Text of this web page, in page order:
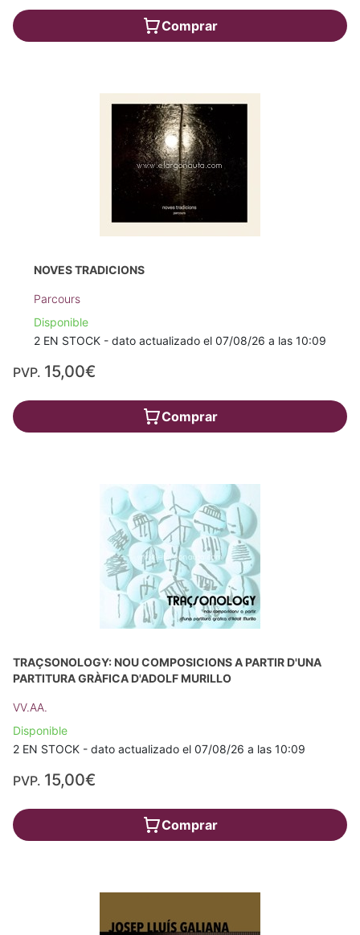
Comprar
NOVES TRADICIONS
Parcours
Disponible
2 EN STOCK - dato actualizado el 07/08/26 a las 10:09
PVP. 15,00€
Comprar
TRAÇSONOLOGY: NOU COMPOSICIONS A PARTIR D'UNA
PARTITURA GRÀFICA D'ADOLF MURILLO
VV.AA.
Disponible
2 EN STOCK - dato actualizado el 07/08/26 a las 10:09
PVP. 15,00€
Comprar